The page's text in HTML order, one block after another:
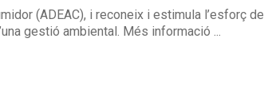
(ADEAC), i reconeix i estimula l’esforç
gestió ambiental. Més informació ...